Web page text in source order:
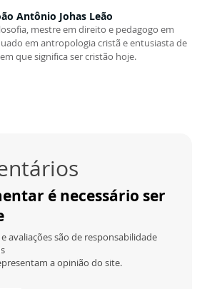
Antônio Johas Leão
mestre em direito e pedagogo em
em antropologia cristã e entusiasta de
que significa ser cristão hoje.
é necessário ser
avaliações são de responsabilidade
a opinião do site.